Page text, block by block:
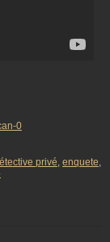
0
privé, enquete,